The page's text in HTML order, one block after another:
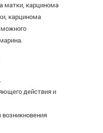
матки, карцинома
карцинома
действия и